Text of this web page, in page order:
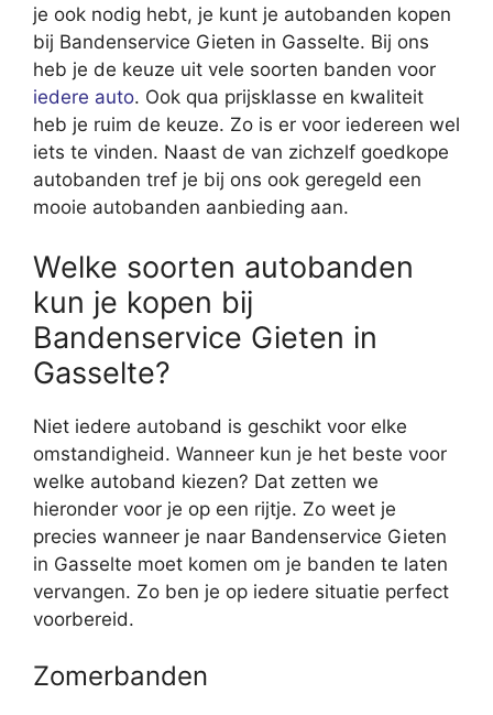
je ook nodig hebt, je kunt je autobanden kopen
bij Bandenservice Gieten in Gasselte. Bij ons
heb je de keuze uit vele soorten banden voor
iedere auto. Ook qua prijsklasse en kwaliteit
heb je ruim de keuze. Zo is er voor iedereen wel
iets te vinden. Naast de van zichzelf goedkope
autobanden tref je bij ons ook geregeld een
mooie autobanden aanbieding aan.
Welke soorten autobanden
kun je kopen bij
Bandenservice Gieten in
Gasselte?
Niet iedere autoband is geschikt voor elke
omstandigheid. Wanneer kun je het beste voor
welke autoband kiezen? Dat zetten we
hieronder voor je op een rijtje. Zo weet je
precies wanneer je naar Bandenservice Gieten
in Gasselte moet komen om je banden te laten
vervangen. Zo ben je op iedere situatie perfect
voorbereid.
Zomerbanden